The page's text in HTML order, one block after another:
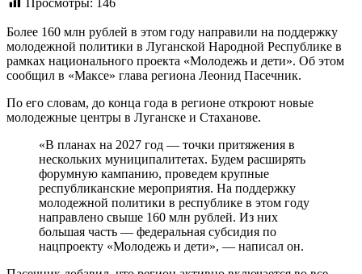
Более 160 млн рублей в этом году направили на поддержку
молодежной политики в Луганской Народной Республике в
рамках национального проекта «Молодежь и дети». Об этом
сообщил в «Максе» глава региона Леонид Пасечник.
По его словам, до конца года в регионе откроют новые
молодежные центры в Луганске и Стаханове.
«В планах на 2027 год — точки притяжения в
нескольких муниципалитетах. Будем расширять
форумную кампанию, проведем крупные
республиканские мероприятия. На поддержку
молодежной политики в республике в этом году
направлено свыше 160 млн рублей. Из них
большая часть — федеральная субсидия по
нацпроекту «Молодежь и дети», — написал он.